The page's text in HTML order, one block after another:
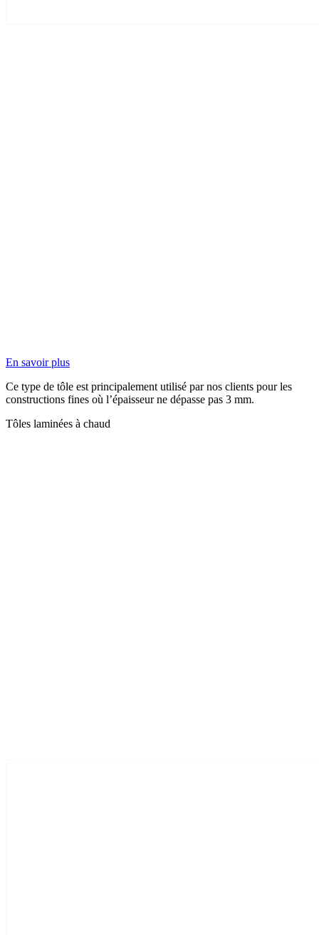
En savoir plus
Ce type de tôle est principalement utilisé par nos clients pour les
constructions fines où l’épaisseur ne dépasse pas 3 mm.
Tôles laminées à chaud